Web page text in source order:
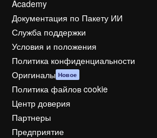
Academy
Документация по Пакету ИИ
Служба поддержки
Условия и положения
Политика конфиденциальности
Оригиналы Новое
Политика файлов cookie
Центр доверия
Партнеры
Предприятие